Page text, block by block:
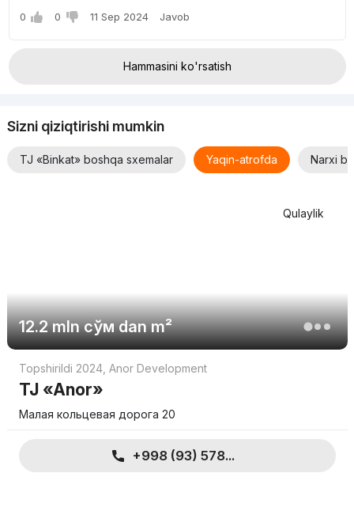
0 0 11 Sep 2024 Javob
Hammasini ko'rsatish
Sizni qiziqtirishi mumkin
TJ «Binkat» boshqa sxemalar Yaqin-atrofda Narxi
Qulaylik
12.2 mln сўмdan m²
Topshirildi 2024, Anor Development
TJ «Anor»
Малая кольцевая дорога 20
+998 (93) 578...